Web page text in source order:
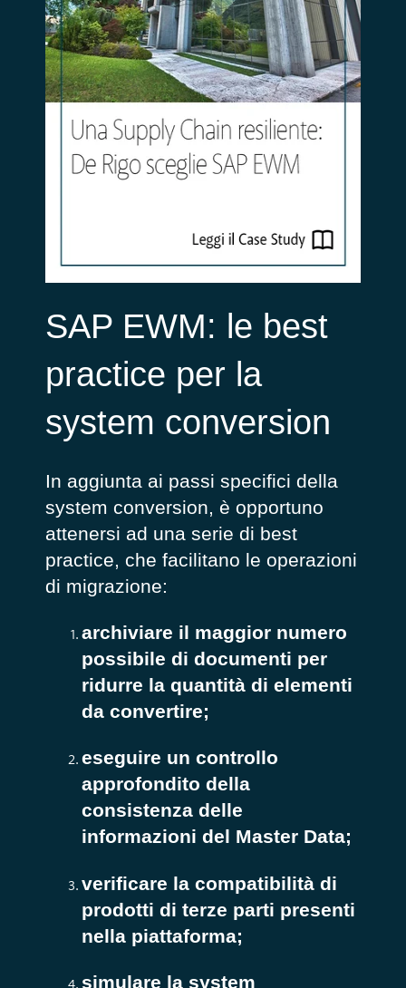
SAP EWM: le best
practice per la
system conversion
In aggiunta ai passi specifici della
system conversion, è opportuno
attenersi ad una serie di best
practice, che facilitano le operazioni
di migrazione:
archiviare il maggior numero
possibile di documenti per
ridurre la quantità di elementi
da convertire;
eseguire un controllo
approfondito della
consistenza delle
informazioni del Master Data;
verificare la compatibilità di
prodotti di terze parti presenti
nella piattaforma;
simulare la system